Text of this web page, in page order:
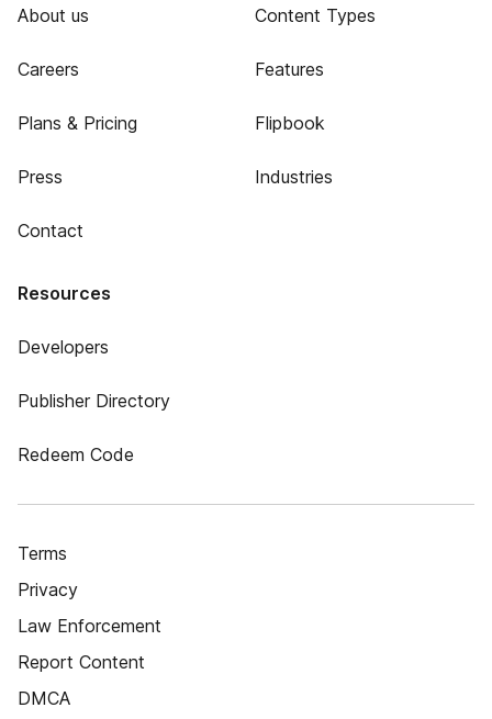
About us
Careers
Plans & Pricing
Press
Contact
Content Types
Features
Flipbook
Industries
Resources
Developers
Publisher Directory
Redeem Code
Terms
Privacy
Law Enforcement
Report Content
DMCA